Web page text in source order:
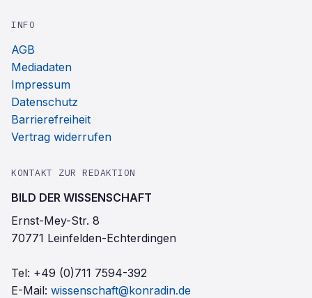
INFO
AGB
Mediadaten
Impressum
Datenschutz
Barrierefreiheit
Vertrag widerrufen
KONTAKT ZUR REDAKTION
BILD DER WISSENSCHAFT
Ernst-Mey-Str. 8
70771 Leinfelden-Echterdingen
Tel: +49 (0)711 7594-392
E-Mail: wissenschaft@konradin.de